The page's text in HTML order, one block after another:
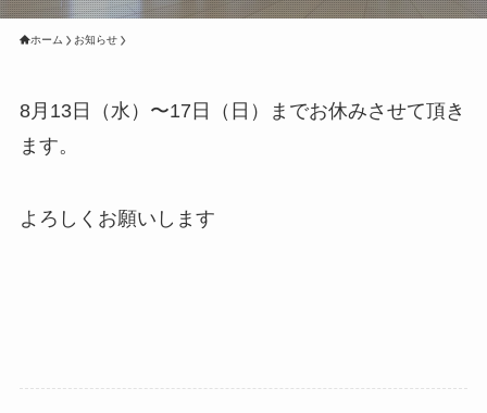
ホーム お知らせ
8月13日（水）〜17日（日）までお休みさせて頂き
ます。
よろしくお願いします